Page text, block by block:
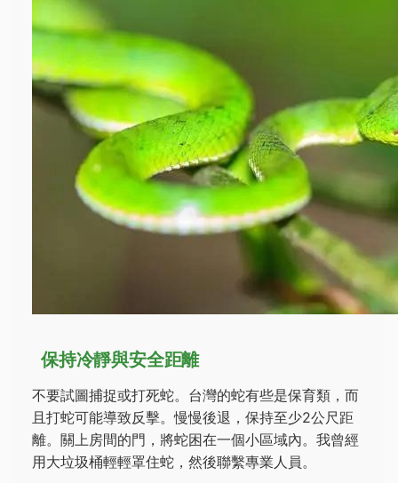
保持冷靜與安全距離
不要試圖捕捉或打死蛇。台灣的蛇有些是保育類，而
且打蛇可能導致反擊。慢慢後退，保持至少2公尺距
離。關上房間的門，將蛇困在一個小區域內。我曾經
用大垃圾桶輕輕罩住蛇，然後聯繫專業人員。